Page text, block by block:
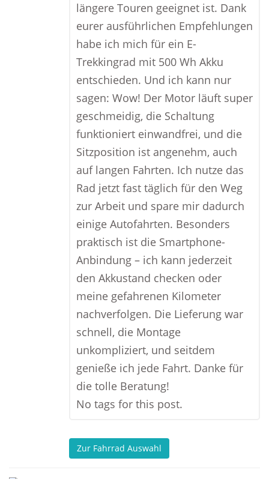
längere Touren geeignet ist. Dank
eurer ausführlichen Empfehlungen
habe ich mich für ein E-
Trekkingrad mit 500 Wh Akku
entschieden. Und ich kann nur
sagen: Wow! Der Motor läuft super
geschmeidig, die Schaltung
funktioniert einwandfrei, und die
Sitzposition ist angenehm, auch
auf langen Fahrten. Ich nutze das
Rad jetzt fast täglich für den Weg
zur Arbeit und spare mir dadurch
einige Autofahrten. Besonders
praktisch ist die Smartphone-
Anbindung – ich kann jederzeit
den Akkustand checken oder
meine gefahrenen Kilometer
nachverfolgen. Die Lieferung war
schnell, die Montage
unkompliziert, und seitdem
genieße ich jede Fahrt. Danke für
die tolle Beratung!
No tags for this post.
Zur Fahrrad Auswahl